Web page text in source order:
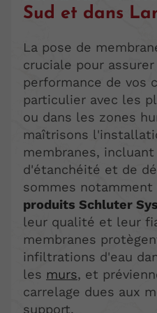
Sud et dans
La pose de
cruciale pour
performance de vos
particulier avec les
ou dans les zones
maîtrisons
membranes,
d'étanchéité et de
sommes notamment
produits Schluter
leur qualité et leur
membranes
infiltrations d'eau
les murs, et
carrelage dues aux
support.